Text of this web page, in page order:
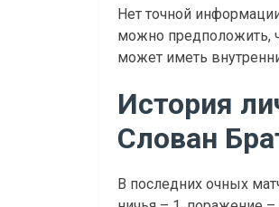
Нет точной
можно предположить,
может иметь
История
Слован
В последних очных